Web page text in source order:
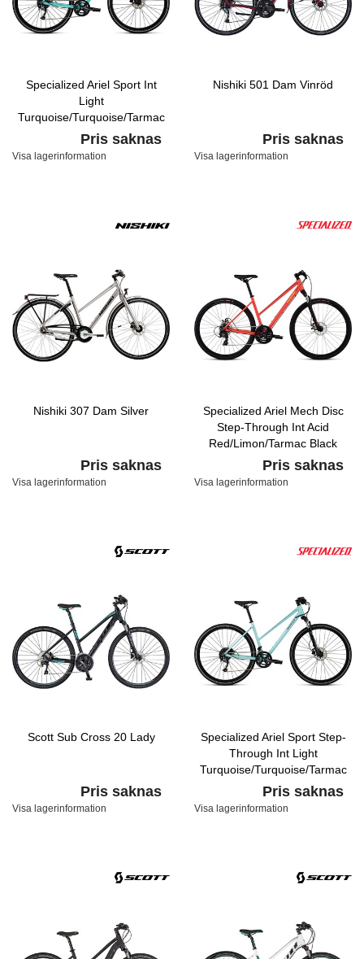
Specialized Ariel Sport Int
Light
Turquoise/Turquoise/Tarmac
Black
Pris saknas
Visa lagerinformation
Nishiki 501 Dam Vinröd
Pris saknas
Visa lagerinformation
Nishiki 307 Dam Silver
Pris saknas
Visa lagerinformation
Specialized Ariel Mech Disc
Step-Through Int Acid
Red/Limon/Tarmac Black
Pris saknas
Visa lagerinformation
Scott Sub Cross 20 Lady
Pris saknas
Visa lagerinformation
Specialized Ariel Sport Step-
Through Int Light
Turquoise/Turquoise/Tarmac
Black
Pris saknas
Visa lagerinformation